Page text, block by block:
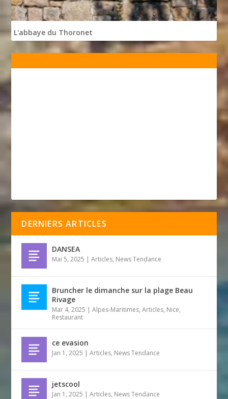
L'abbaye du Thoronet
DERNIERS ARTICLES
DANSEA
Mai 5, 2025 |Articles, News Tendance
Bruncher le dimanche sur la plage Beau
Rivage
Mar 4, 2025 |Alpes-Maritimes,Articles, Nice,
Restaurant
ce evasion
Jan 1, 2025 |Articles, News Tendance
jetscool
Jan 1, 2025 |Articles, News Tendance